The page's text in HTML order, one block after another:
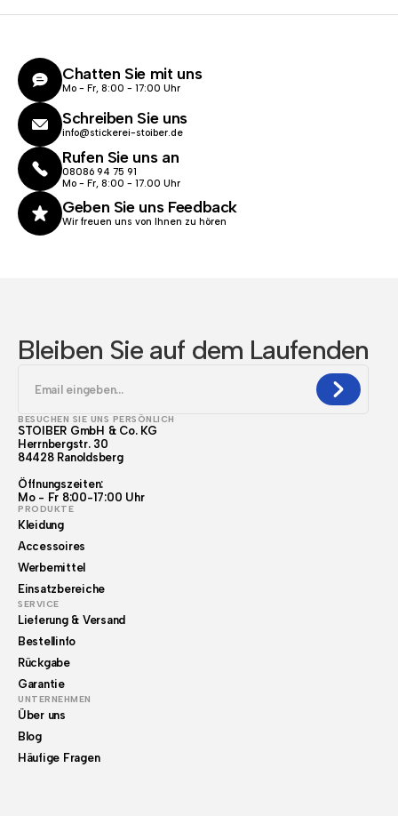
Chatten Sie mit uns
Mo - Fr, 8:00 - 17:00 Uhr
Schreiben Sie uns
info@stickerei-stoiber.de
Rufen Sie uns an
08086 94 75 91
Mo - Fr, 8:00 - 17.00 Uhr
Geben Sie uns Feedback
Wir freuen uns von Ihnen zu hören
Bleiben Sie auf dem Laufenden
BESUCHEN SIE UNS PERSÖNLICH
STOIBER GmbH & Co. KG
Herrnbergstr. 30
84428 Ranoldsberg
Öffnungszeiten:
Mo - Fr 8:00-17:00 Uhr
PRODUKTE
Kleidung
Accessoires
Werbemittel
Einsatzbereiche
SERVICE
Lieferung & Versand
Bestellinfo
Rückgabe
Garantie
UNTERNEHMEN
Über uns
Blog
Häufige Fragen